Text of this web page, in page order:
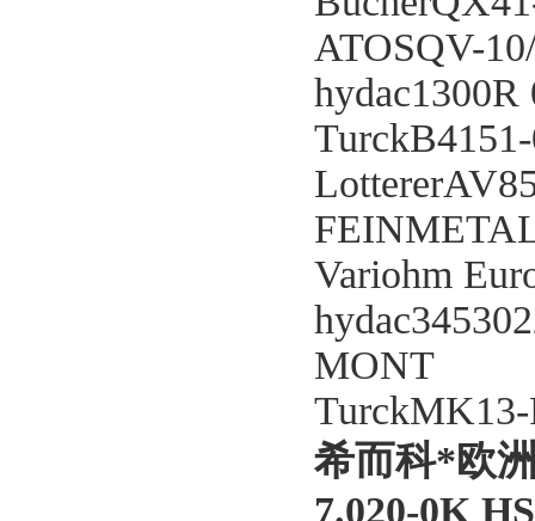
ATOSQV-
Variohm
MONT
希而科*欧
7.020-0K HS